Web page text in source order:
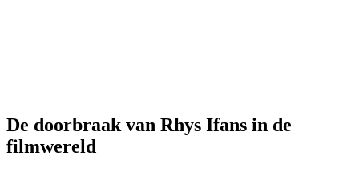
De doorbraak van Rhys Ifans in de
filmwereld